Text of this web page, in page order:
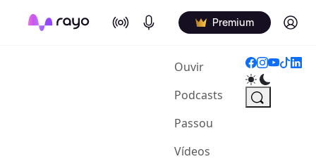
On Air Podcasts Premium Log in
Ouvir(current)
Podcasts
Passou
Vídeos